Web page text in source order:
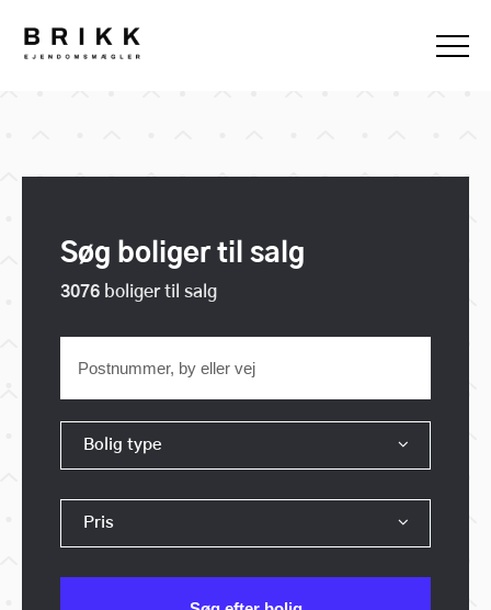
Søg boliger til salg
3076 boliger til salg
Bolig type
Pris